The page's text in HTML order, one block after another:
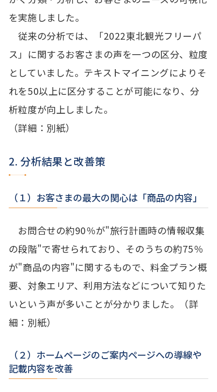
を実施しました。
従来の分析では、「2022東北観光フリーパ
ス」に関するお客さまの声を一つの区分、粒度
としていました。テキストマイニングによりそ
れを50以上に区分することが可能になり、分
析粒度が向上しました。
（詳細：別紙）
2. 分析結果と改善策
（１）お客さまの最大の関心は「商品の内容」
お問合せの約90％が"旅行計画時の情報収集
の段階"で寄せられており、そのうちの約75％
が"商品の内容"に関するもので、料金プラン概
要、対象エリア、利用方法などについて知りた
いという声が多いことが分かりました。（詳
細：別紙）
（２）ホームページのご案内ページへの導線や
記載内容を改善